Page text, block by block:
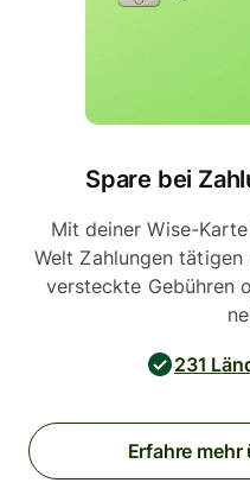
Spare bei
Mit deiner Wise-
Welt Zahlungen
versteckte Gebühren
231
Erfahre